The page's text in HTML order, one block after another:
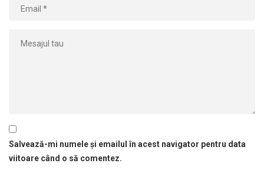
Salvează-mi numele și emailul în acest navigator pentru data
viitoare când o să comentez.